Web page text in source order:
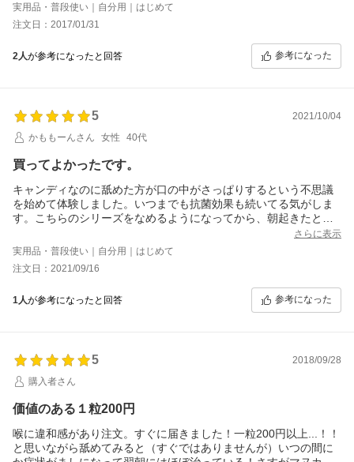
実用品・普段使い｜自分用｜はじめて
注文日：2017/01/31
2人が参考になったと回答 参考になった
5
2021/10/04
かももーんさん
女性 40代
買ってよかったです。
キャンディなのに舐めた方が口の中がさっぱりするという不思議
を始めて体験しました。いつまでも抗菌効果も続いてる気がしま
す。こちらのシリーズをなめるようになってから、朝起きたとき
に喉が痛いということが無くなりました。自身で効果が感じられ
ましたので、帰宅後の孫たちにもなめさせてます。色々な製品が
ありますが、効果が無かったり、虫歯になったりしたら嫌なの
で、成分をきちんと見て購入するのをお勧めします。なので私は
こちらの製品に落ち着きました。高価ではありますが、健康には
変えられませんので、出来るだけリピートしたいと思います。
さらに表示
実用品・普段使い｜自分用｜はじめて
注文日：2021/09/16
1人が参考になったと回答 参考になった
5
2018/09/28
購入者さん
価値のある１粒200円
喉に違和感があり注文。すぐに届きました！一粒200円以上...！！
と思いながら舐めてみると（すぐではありませんが）いつの間に